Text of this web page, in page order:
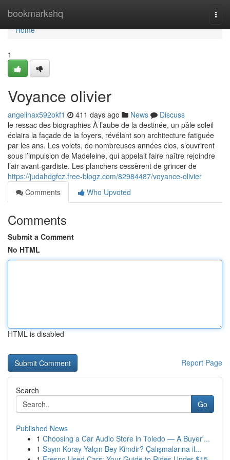
bookmarkshq
Home
Home
1
Voyance olivier
angelinax592okf1 411 days ago News
Discuss
le ressac des biographies À l’aube de la destinée, un pâle soleil
éclaira la façade de la foyers, révélant son architecture fatiguée
par les ans. Les volets, de nombreuses années clos, s’ouvrirent
sous l’impulsion de Madeleine, qui appelait faire naître rejoindre
l’air avant-gardiste. Les planchers cessèrent de grincer de
https://judahdgfcz.free-blogz.com/82984487/voyance-olivier
Comments
Who Upvoted
Comments
Submit a Comment
No HTML
HTML is disabled
Report Page
Search
Go
Published News
1 Choosing a Car Audio Store in Toledo — A Buyer'...
1 Sayın Koray Yalçın Bey Kimdir? Çalışmalarına il...